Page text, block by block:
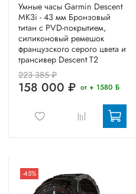
Умные часы Garmin Descent
MK3i - 43 мм Бронзовый
титан с PVD-покрытием,
силиконовый ремешок
французского серого цвета и
трансивер Descent T2
223 385 ₽
158 000 ₽ от + 1580 Б
-45%